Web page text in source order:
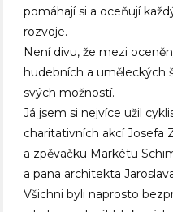
pomáhají si a oceňují
rozvoje.
Není divu, že mezi
hudebních a uměleckých
svých možností.
Já jsem si nejvíce užil
charitativních akcí Josefa
a zpěvačku Markétu
a pana architekta
Všichni byli naprosto